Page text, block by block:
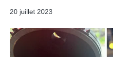
20 juillet 2023